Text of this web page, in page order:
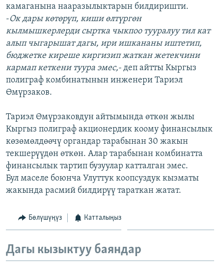
камаганына нааразылыктарын билдиришти.
-Ок дары көтөрүп, киши өлтүргөн
кылмышкерлерди сыртка чыкпоо тууралуу тил кат
алып чыгарышат дагы, ири ишкананы иштетип,
бюджетке киреше киргизип жаткан жетекчини
кармап кеткени туура эмес,- деп айтты Кыргыз
полиграф комбинатынын инженери Тариэл
Өмүрзаков.
Тариэл Өмүрзаковдун айтымында өткөн жылы
Кыргыз полиграф акционердик коому финансылык
көзөмөлдөөчү органдар тарабынан 30 жакын
текшерүүдөн өткөн. Алар тарабынан комбинатта
финансылык тартип бузуулар катталган эмес.
Бул маселе боюнча Улуттук коопсуздук кызматы
жакында расмий билдирүү тараткан жатат.
Бөлүшүңүз Катталыңыз
Дагы кызыктуу баяндар